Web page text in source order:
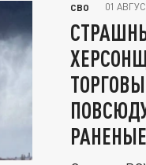
СВО 01
РАНЕНЫЕ